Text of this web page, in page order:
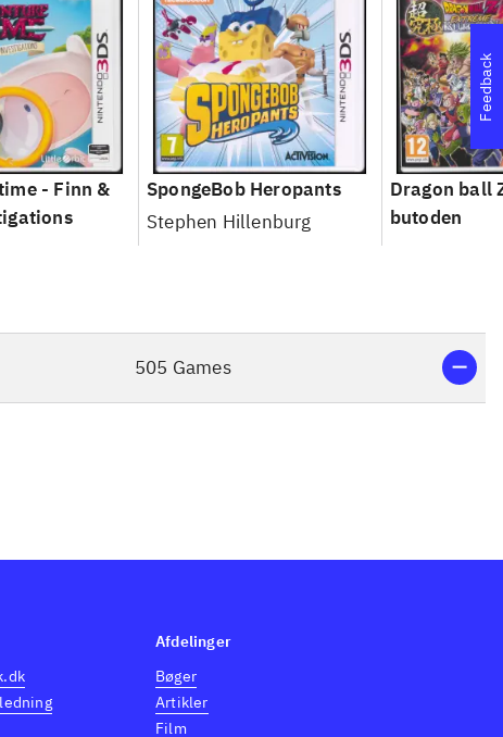
- Finn &
SpongeBob Heropants
Stephen Hillenburg
Dragon ball
butoden
505 Games
Feedback
Afdelinger
Bøger
Artikler
Film